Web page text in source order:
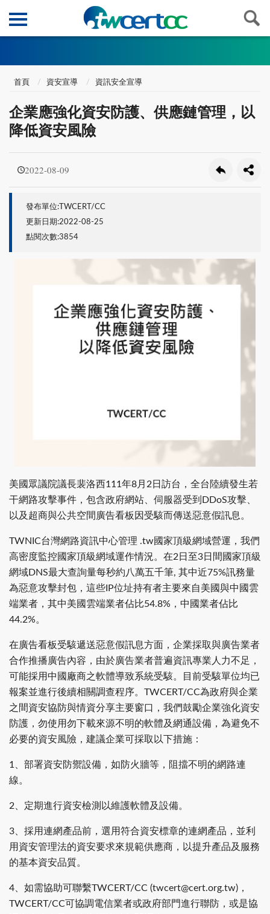
首頁 資安宣導 資訊安全宣導
企業應強化資安防護、供應鏈管理，以
降低資安風險
2022-08-09
發布單位:TWCERT/CC
更新日期:2022-08-25
點閱次數:3854
美國眾議院議長裴洛西111年8月2日訪台，全台陸續發生若
干網路攻擊事件，包含政府網站、伺服器受到DDoS攻擊、
以及超商與公共空間廣告看板因受駭而傳送惡意假訊息。
TWNIC台灣網路資訊中心管理 .tw國家頂級網域營運，我們
高密度監控國家頂級網域運作情況。在2日至3日間國家頂級
網域DNS最大查詢量每秒約八萬五千筆, 其中近75%訊務量
為惡意攻擊封包，這些IP位址持有者主要來自美國與中國雲
端業者，其中美國雲端業者佔比54.8%，中國業者佔比
44.2%。
在廣告看板受駭遞送惡意假訊息方面，企業採取與廣告業者
合作推播廣告內容，由於廣告業者普遍資訊專業人力不足，
可能採用中國廠商之軟體導致系統受駭。目前受駭單位均已
報案並進行後續相關調查程序。TWCERT/CC為政府與企業
之間資安協防與情資分享主要窗口，我們鼓勵企業強化資安
防護，勿使用勿下載來源不明的軟體及網通設備，為避免不
必要的資安風險，建議企業可採取以下措施：
1、部署資安防禦設備，如防火牆等，阻擋不明的網路連
線。
2、定期進行資安檢測以維護軟體及設備。
3、採用連網產品前，選用符合資安標章的連網產品，並利
用資安管理法的資安要求來規範供應商，以提升產品及服務
的基本資安品質。
4、如需協助可聯繫TWCERT/CC (twcert@cert.org.tw)，
TWCERT/CC可協調電信業者或政府部門進行聯防，或是協